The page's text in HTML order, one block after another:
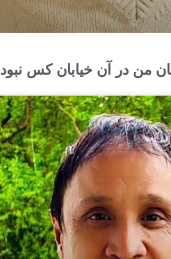
من در آن خیابان کس نبود